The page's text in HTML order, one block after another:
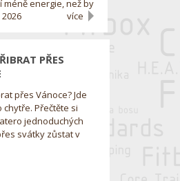
méně energie, než by
2026 více
PŘES
přes Vánoce? Jde
chytře. Přečtěte si
jednoduchých
svátky zůstat v